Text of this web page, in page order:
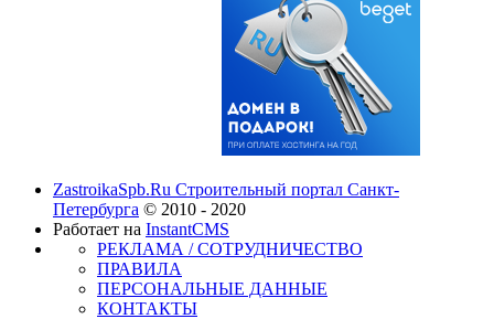
ZastroikaSpb.Ru Строительный портал Санкт-
Петербурга © 2010 - 2020
Работает на InstantCMS
РЕКЛАМА / СОТРУДНИЧЕСТВО
ПРАВИЛА
ПЕРСОНАЛЬНЫЕ ДАННЫЕ
КОНТАКТЫ